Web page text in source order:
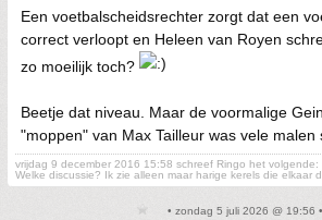
Een voetbalscheidsrechter zorgt dat een
correct verloopt en Heleen van Royen
zo moeilijk toch?
Beetje dat niveau. Maar de voormalige
"moppen" van Max Tailleur was vele malen
vrijdag 9 december 2016 15:58 schreef Ringo het volgende:
Welke discussie? Ik zie alleen maar harige kerels die elkaar
• zondag 5 juli 2026 @ 19:56